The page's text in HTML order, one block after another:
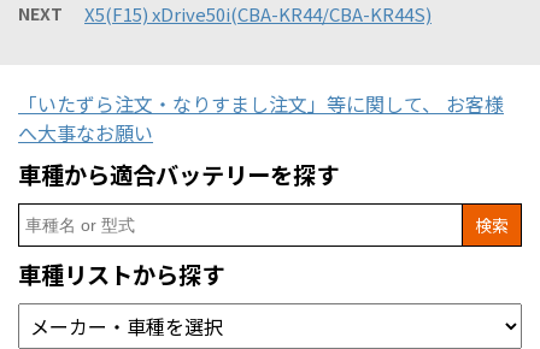
NEXT X5(F15) xDrive50i(CBA-KR44/CBA-KR44S)
「いたずら注文・なりすまし注文」等に関して、 お客様
へ大事なお願い
車種から適合バッテリーを探す
Search
for:
車種リストから探す